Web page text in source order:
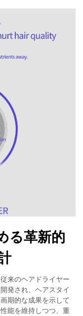
る革新的
来のヘアドライヤー
発され、ヘアスタイ
期的な成果を示して
能を維持しつつ、重